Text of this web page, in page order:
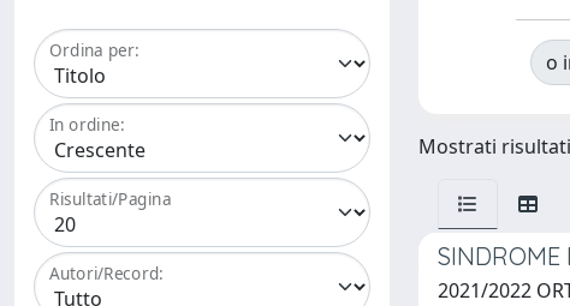
Ordina per:
In ordine:
Risultati/Pagina
Autori/Record:
o
Mostrati
SINDROME
2021/2022